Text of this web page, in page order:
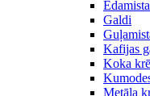
Galdi
Kafijas
Koka
Metāla